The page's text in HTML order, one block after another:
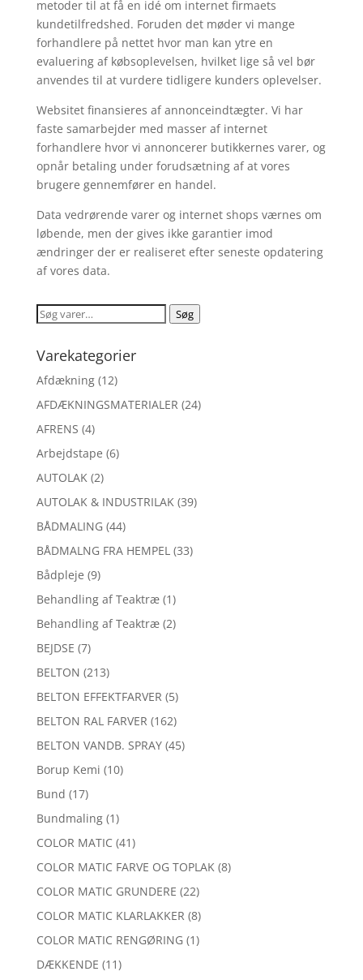
metoder til at få en idé om internet firmaets
kundetilfredshed. Foruden det møder vi mange
forhandlere på nettet hvor man kan ytre en
evaluering af købsoplevelsen, hvilket lige så vel bør
anvendes til at vurdere tidligere kunders oplevelser.
Websitet finansieres af annonceindtægter. Vi har
faste samarbejder med masser af internet
forhandlere hvor vi annoncerer butikkernes varer, og
opnår betaling under forudsætning af at vores
brugere gennemfører en handel.
Data vedrørende varer og internet shops værnes om
løbende, men der gives ikke garantier imod
ændringer der er realiseret efter seneste opdatering
af vores data.
Søg
Søg
Varekategorier
Afdækning (12)
AFDÆKNINGSMATERIALER (24)
AFRENS (4)
Arbejdstape (6)
AUTOLAK (2)
AUTOLAK & INDUSTRILAK (39)
BÅDMALING (44)
BÅDMALNG FRA HEMPEL (33)
Bådpleje (9)
Behandling af Teaktræ (1)
Behandling af Teaktræ (2)
BEJDSE (7)
BELTON (213)
BELTON EFFEKTFARVER (5)
BELTON RAL FARVER (162)
BELTON VANDB. SPRAY (45)
Borup Kemi (10)
Bund (17)
Bundmaling (1)
COLOR MATIC (41)
COLOR MATIC FARVE OG TOPLAK (8)
COLOR MATIC GRUNDERE (22)
COLOR MATIC KLARLAKKER (8)
COLOR MATIC RENGØRING (1)
DÆKKENDE (11)